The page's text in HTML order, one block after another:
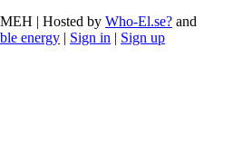
| Hosted by Who-El.se? and
energy | Sign in | Sign up